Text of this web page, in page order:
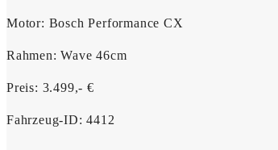
Motor: Bosch Performance CX
Rahmen: Wave 46cm
Preis: 3.499,- €
Fahrzeug-ID: 4412